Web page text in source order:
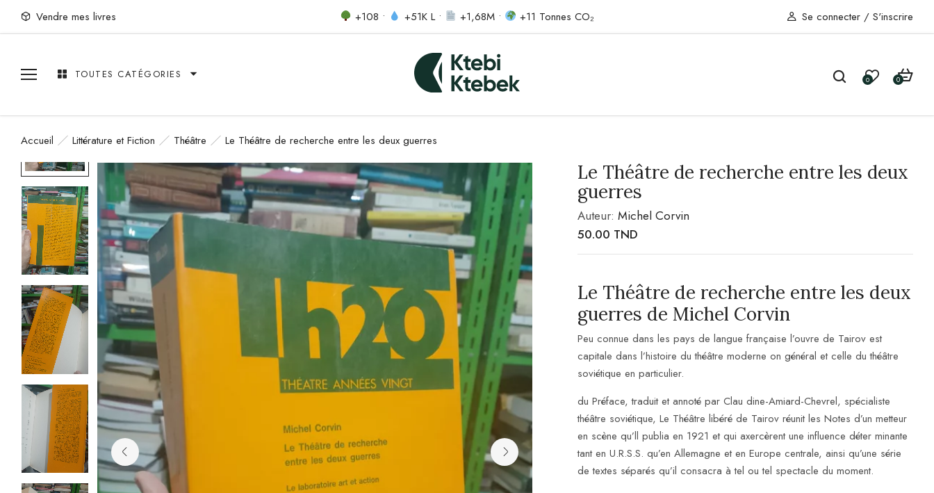
Vendre mes livres +108 • +51K L • +1,68M • +11 Tonnes CO₂ Se connecter / S'inscrire
TOUTES CATÉGORIES 0 0
Accueil Littérature et Fiction Théâtre Le Théâtre de recherche entre les deux guerres
Le Théâtre de recherche entre les deux
guerres
Auteur:Michel Corvin
50.00 TND
Le Théâtre de recherche entre les deux
guerres de Michel Corvin
Peu connue dans les pays de langue française l’ouvre de Tairov est
capitale dans l’histoire du théâtre moderne on général et celle du théâtre
soviétique en particulier.
du Préface, traduit et annoté par Clau dine-Amiard-Chevrel, spécialiste
théâtre soviétique, Le Théâtre libéré de Tairov réunit les Notes d’un metteur
en scène qu’ll publia en 1921 et qui axercèrent une influence déter minante
tant en U.R.S.S. qu’en Allemagne et en Europe centrale, ainsi qu’une série
de textes séparés qu’il consacra à tel ou tel spectacle du moment.